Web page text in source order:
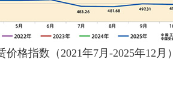
指数（2021年7月-2025年12月）